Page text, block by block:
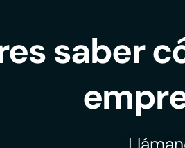
saber